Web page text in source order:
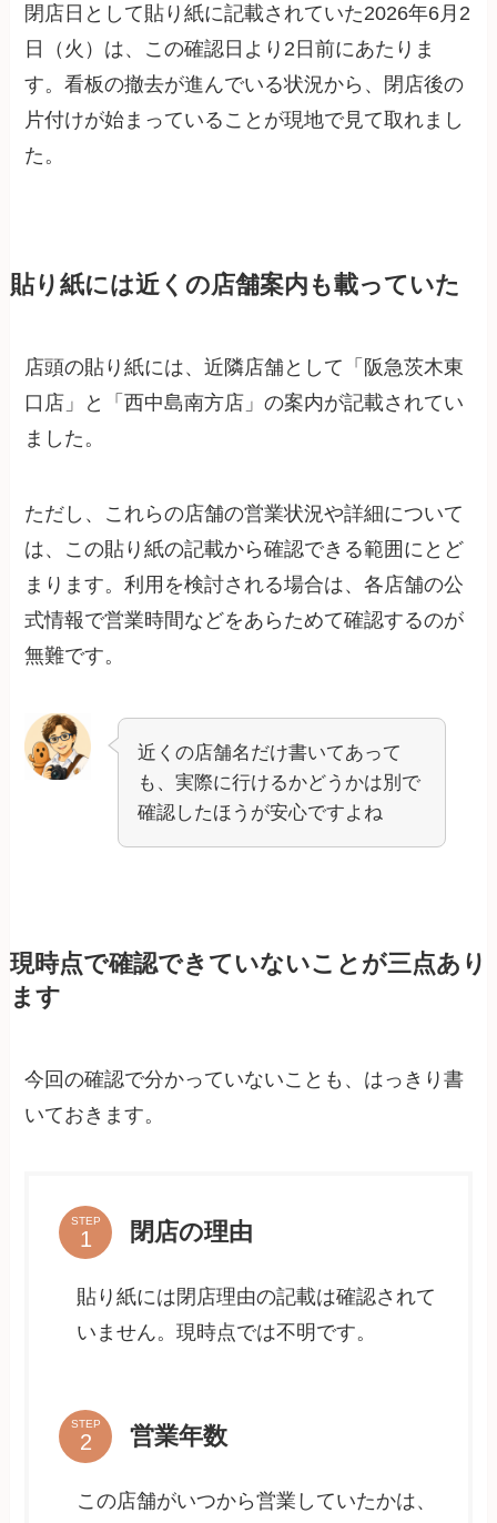
閉店日として貼り紙に記載されていた2026年6月2
日（火）は、この確認日より2日前にあたりま
す。看板の撤去が進んでいる状況から、閉店後の
片付けが始まっていることが現地で見て取れまし
た。
貼り紙には近くの店舗案内も載っていた
店頭の貼り紙には、近隣店舗として「阪急茨木東
口店」と「西中島南方店」の案内が記載されてい
ました。
ただし、これらの店舗の営業状況や詳細について
は、この貼り紙の記載から確認できる範囲にとど
まります。利用を検討される場合は、各店舗の公
式情報で営業時間などをあらためて確認するのが
無難です。
近くの店舗名だけ書いてあって
も、実際に行けるかどうかは別で
確認したほうが安心ですよね
現時点で確認できていないことが三点あり
ます
今回の確認で分かっていないことも、はっきり書
いておきます。
STEP 閉店の理由
貼り紙には閉店理由の記載は確認されて
いません。現時点では不明です。
STEP 営業年数
この店舗がいつから営業していたかは、